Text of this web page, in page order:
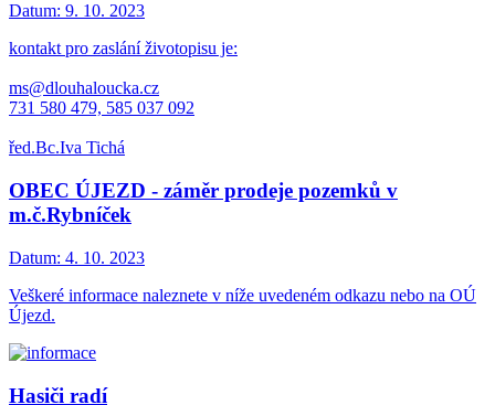
Datum: 9. 10. 2023
kontakt pro zaslání životopisu je:
ms@dlouhaloucka.cz
731 580 479, 585 037 092
řed.Bc.Iva Tichá
OBEC ÚJEZD - záměr prodeje pozemků v
m.č.Rybníček
Datum: 4. 10. 2023
Veškeré informace naleznete v níže uvedeném odkazu nebo na OÚ
Újezd.
Hasiči radí